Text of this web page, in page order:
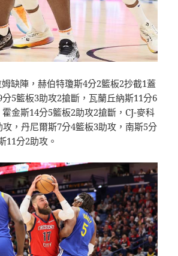
缺陣，赫伯特瓊斯4分2籃板2抄截1蓋
5籃板3助攻2搶斷，瓦蘭丘納斯11分6
金斯14分5籃板2助攻2搶斷，CJ-麥科
，丹尼爾斯7分4籃板3助攻，南斯5分
11分2助攻。